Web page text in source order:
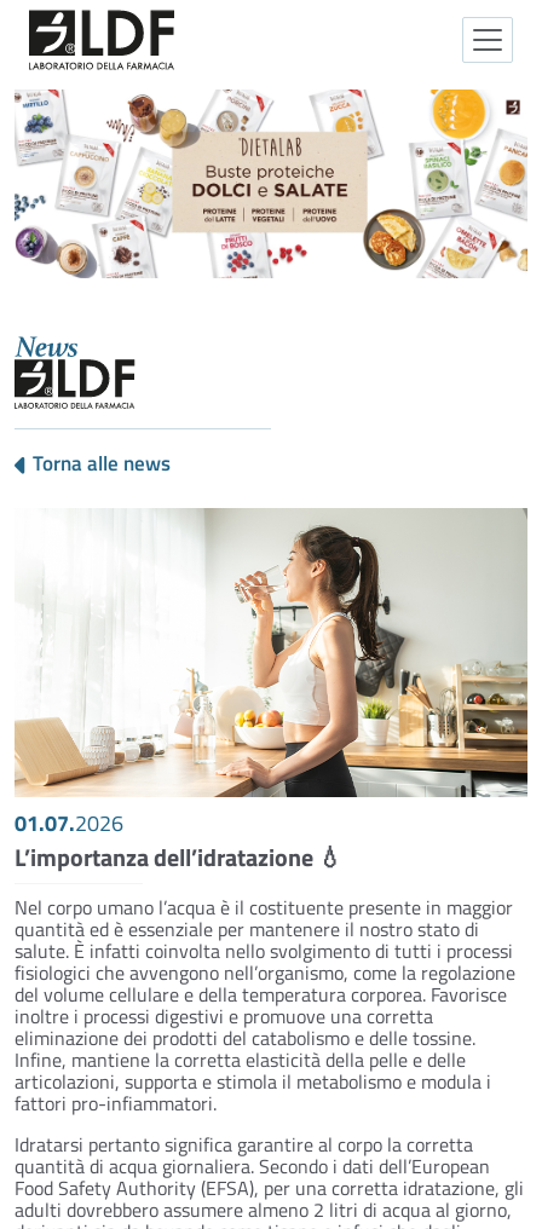
Torna alle news
01.07.2026
L’importanza dell’idratazione 💧
Nel corpo umano l’acqua è il costituente presente in maggior
quantità ed è essenziale per mantenere il nostro stato di
salute. È infatti coinvolta nello svolgimento di tutti i processi
fisiologici che avvengono nell’organismo, come la regolazione
del volume cellulare e della temperatura corporea. Favorisce
inoltre i processi digestivi e promuove una corretta
eliminazione dei prodotti del catabolismo e delle tossine.
Infine, mantiene la corretta elasticità della pelle e delle
articolazioni, supporta e stimola il metabolismo e modula i
fattori pro-infiammatori.
Idratarsi pertanto significa garantire al corpo la corretta
quantità di acqua giornaliera. Secondo i dati dell’European
Food Safety Authority (EFSA), per una corretta idratazione, gli
adulti dovrebbero assumere almeno 2 litri di acqua al giorno,